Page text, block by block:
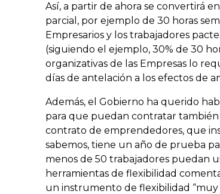
Así, a partir de ahora se convertirá
parcial, por ejemplo de 30 horas
Empresarios y los trabajadores
(siguiendo el ejemplo, 30% de 30
organizativas de las Empresas lo
días de antelación a los efectos de
Además, el Gobierno ha querido
para que puedan contratar también
contrato de emprendedores, que
sabemos, tiene un año de prueba
menos de 50 trabajadores puedan
herramientas de flexibilidad
un instrumento de flexibilidad “muy